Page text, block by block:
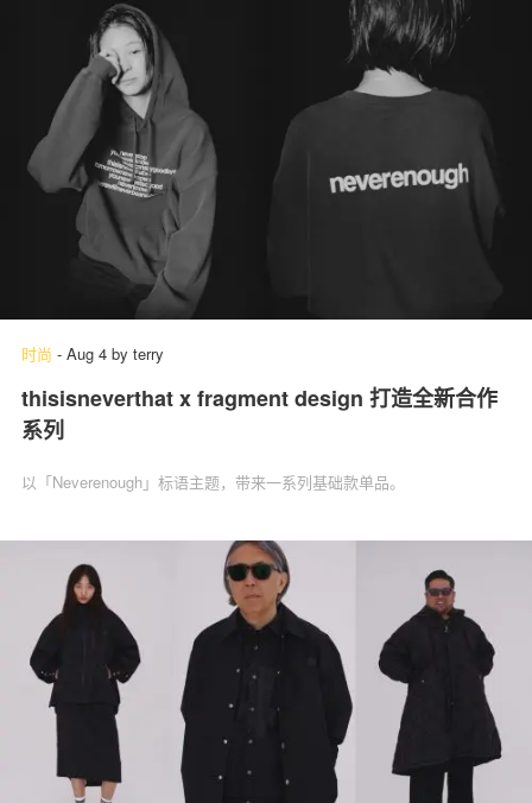
时尚 - Aug 4 by terry
thisisneverthat x fragment design 打造全新合作
系列
以「Neverenough」标语主题，带来一系列基础款单品。